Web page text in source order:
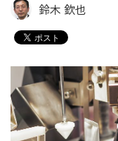
鈴木 欽也